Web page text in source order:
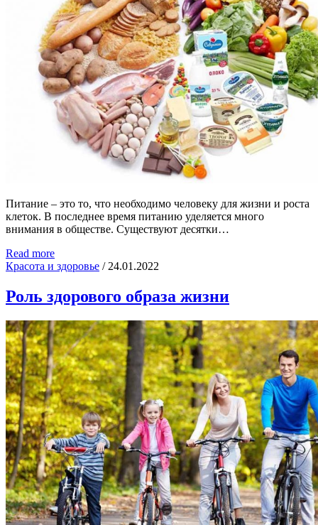
Питание – это то, что необходимо человеку для жизни и роста
клеток. В последнее время питанию уделяется много
внимания в обществе. Существуют десятки…
Read more
Красота и здоровье / 24.01.2022
Роль здорового образа жизни